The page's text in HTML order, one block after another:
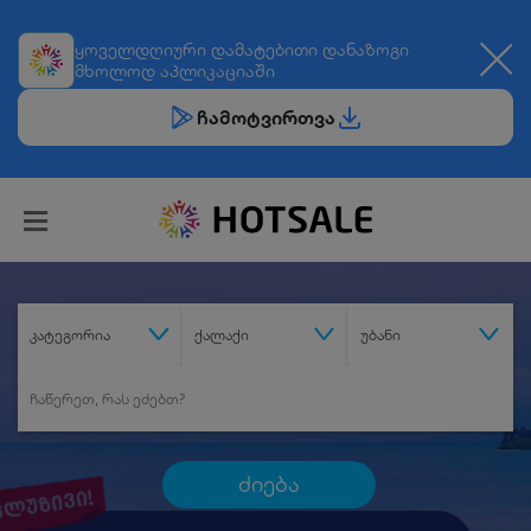
ყოველდღიური დამატებითი დანაზოგი
მხოლოდ აპლიკაციაში
ჩამოტვირთვა
კატეგორია ქალაქი უბანი
ძიება